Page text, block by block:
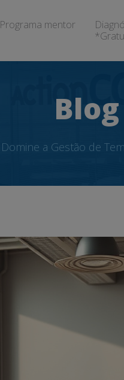
Programa mentor
Blog
Domine a Gestão de